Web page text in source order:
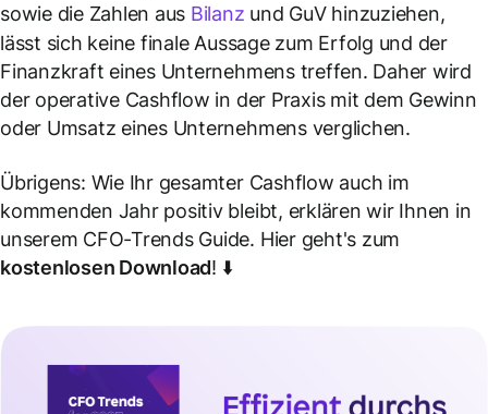
sowie die Zahlen aus Bilanz und GuV hinzuziehen,
lässt sich keine finale Aussage zum Erfolg und der
Finanzkraft eines Unternehmens treffen. Daher wird
der operative Cashflow in der Praxis mit dem Gewinn
oder Umsatz eines Unternehmens verglichen.
Übrigens: Wie Ihr gesamter Cashflow auch im
kommenden Jahr positiv bleibt, erklären wir Ihnen in
unserem CFO-Trends Guide. Hier geht's zum
kostenlosen Download! ⬇️